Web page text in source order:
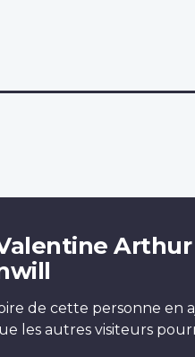
Arthur
de cette personne en
les autres visiteurs